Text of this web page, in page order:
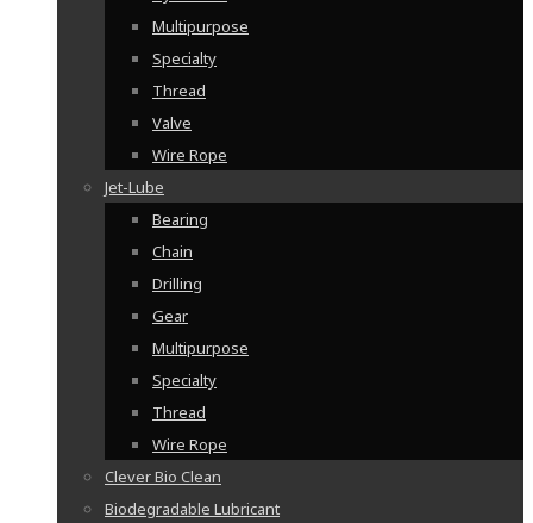
Multipurpose
Specialty
Thread
Valve
Wire Rope
Jet-Lube
Bearing
Chain
Drilling
Gear
Multipurpose
Specialty
Thread
Wire Rope
Clever Bio Clean
Biodegradable Lubricant